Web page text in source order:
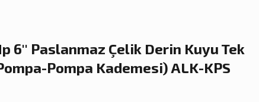
6'' Paslanmaz Çelik Derin Kuyu Tek
Pompa Kademesi) ALK-KPS